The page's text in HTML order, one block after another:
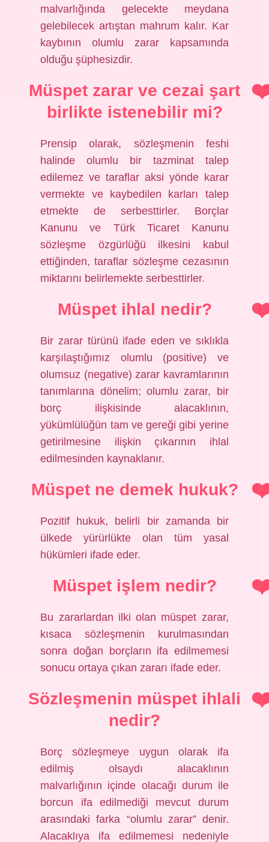
malvarlığında gelecekte meydana
gelebilecek artıştan mahrum kalır. Kar
kaybının olumlu zarar kapsamında
olduğu şüphesizdir.
Müspet zarar ve cezai şart
birlikte istenebilir mi?
Prensip olarak, sözleşmenin feshi
halinde olumlu bir tazminat talep
edilemez ve taraflar aksi yönde karar
vermekte ve kaybedilen karları talep
etmekte de serbesttirler. Borçlar
Kanunu ve Türk Ticaret Kanunu
sözleşme özgürlüğü ilkesini kabul
ettiğinden, taraflar sözleşme cezasının
miktarını belirlemekte serbesttirler.
Müspet ihlal nedir?
Bir zarar türünü ifade eden ve sıklıkla
karşılaştığımız olumlu (positive) ve
olumsuz (negative) zarar kavramlarının
tanımlarına dönelim; olumlu zarar, bir
borç ilişkisinde alacaklının,
yükümlülüğün tam ve gereği gibi yerine
getirilmesine ilişkin çıkarının ihlal
edilmesinden kaynaklanır.
Müspet ne demek hukuk?
Pozitif hukuk, belirli bir zamanda bir
ülkede yürürlükte olan tüm yasal
hükümleri ifade eder.
Müspet işlem nedir?
Bu zararlardan ilki olan müspet zarar,
kısaca sözleşmenin kurulmasından
sonra doğan borçların ifa edilmemesi
sonucu ortaya çıkan zararı ifade eder.
Sözleşmenin müspet ihlali
nedir?
Borç sözleşmeye uygun olarak ifa
edilmiş olsaydı alacaklının
malvarlığının içinde olacağı durum ile
borcun ifa edilmediği mevcut durum
arasındaki farka “olumlu zarar” denir.
Alacaklıya ifa edilmemesi nedeniyle